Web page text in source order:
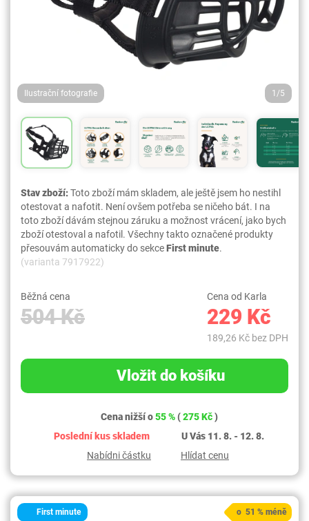
Ilustrační fotografie 1/5
Stav zboží:Toto zboží mám skladem, ale ještě jsem ho nestihl
otestovat a nafotit. Není ovšem potřeba se ničeho bát. I na
toto zboží dávám stejnou záruku a možnost vrácení, jako bych
zboží otestoval a nafotil. Všechny takto označené produkty
přesouvám automaticky do sekceFirst minute.
(varianta 7917922)
Běžná cena
504 Kč
Cena od Karla
229 Kč
189,26 Kč bez DPH
Vložit do košíku
Cena nižší o55 %(275 Kč)
Poslední kus skladem
U Vás 11. 8. - 12. 8.
Nabídni částku
Hlídat cenu
First minute o 51 % méně